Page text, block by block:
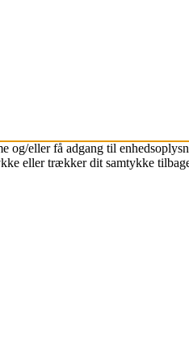
eller få adgang til
eller trækker dit samtykke